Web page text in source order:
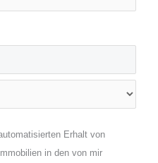
Erhalt von
in den von mir